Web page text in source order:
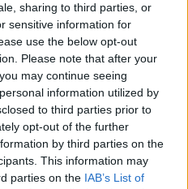
sharing to third parties, or
sensitive information for
use the below opt-out
Please note that after your
may continue seeing
information utilized by
to third parties prior to
opt-out of the further
by third parties on the
This information may
parties on the IAB’s List of
τη δημιουργία νέου
μία εξέλιξη
την ενίσχυση των
στα νησιά της
των παρεχόμενων
τους κατοίκους και